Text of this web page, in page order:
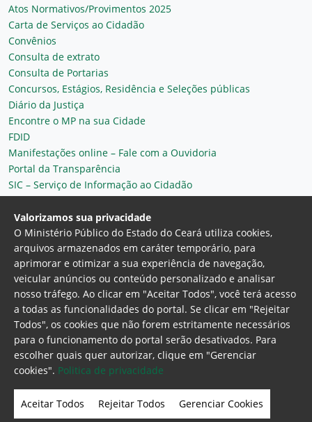
Atos Normativos/Provimentos 2025
Carta de Serviços ao Cidadão
Convênios
Consulta de extrato
Consulta de Portarias
Concursos, Estágios, Residência e Seleções públicas
Diário da Justiça
Encontre o MP na sua Cidade
FDID
Manifestações online – Fale com a Ouvidoria
Portal da Transparência
SIC – Serviço de Informação ao Cidadão
Plantão MP do Ceará
Secretaria Geral
Ministério Público do Estado do Ceará
Procuradoria Geral de Justiça Av. Gen. Afonso
Albuquerque Lima, 130 - Cambeba - CEP:
60.822-325 - Fortaleza, Ceará. Brasil
Home Page Intranet Webmail Office 365
Valorizamos sua privacidade
O Ministério Público do Estado do Ceará utiliza cookies,
arquivos armazenados em caráter temporário, para
aprimorar e otimizar a sua experiência de navegação,
veicular anúncios ou conteúdo personalizado e analisar
nosso tráfego. Ao clicar em "Aceitar Todos", você terá acesso
a todas as funcionalidades do portal. Se clicar em "Rejeitar
Todos", os cookies que não forem estritamente necessários
para o funcionamento do portal serão desativados. Para
escolher quais quer autorizar, clique em "Gerenciar
cookies". Politica de privacidade
Aceitar Todos Rejeitar Todos Gerenciar Cookies